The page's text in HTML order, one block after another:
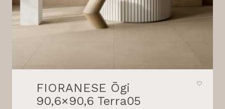
FIORANESE Ōgi
90,6×90,6 Terra05